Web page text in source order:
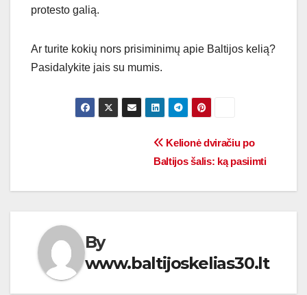
protesto galią.
Ar turite kokių nors prisiminimų apie Baltijos kelią?
Pasidalykite jais su mumis.
Kelionė dviračiu po
Baltijos šalis: ką pasiimti
By
www.baltijoskelias30.lt